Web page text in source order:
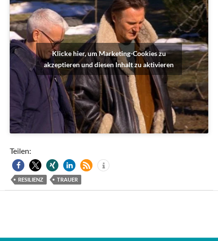
Klicke hier, um Marketing-Cookies zu
akzeptieren und diesen Inhalt zu aktivieren
Teilen:
RESILIENZ TRAUER